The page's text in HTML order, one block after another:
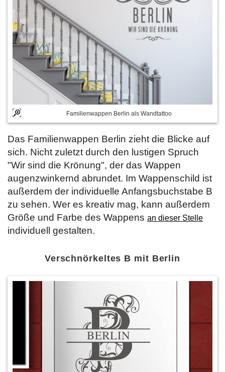
Familienwappen Berlin als Wandtattoo
Das Familienwappen Berlin zieht die Blicke auf
sich. Nicht zuletzt durch den lustigen Spruch
"Wir sind die Krönung", der das Wappen
augenzwinkernd abrundet. Im Wappenschild ist
außerdem der individuelle Anfangsbuchstabe B
zu sehen. Wer es kreativ mag, kann außerdem
Größe und Farbe des Wappens an dieser Stelle
individuell gestalten.
Verschnörkeltes B mit Berlin